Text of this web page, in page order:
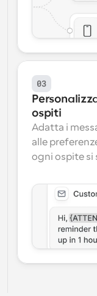
03
ospiti
Adatta i
alle
ogni ospite si